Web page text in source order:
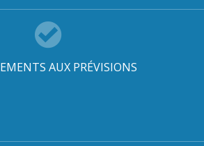
AUX PRÉVISIONS